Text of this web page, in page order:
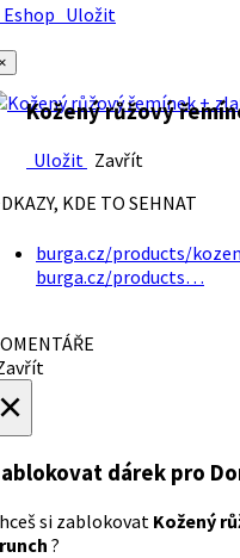
Uložit
Kožený růžový
Uložit Zavřít
KDE TO SEHNAT
burga.cz/products/
burga.cz/products…
dárek pro
si zablokovat Kožený
?